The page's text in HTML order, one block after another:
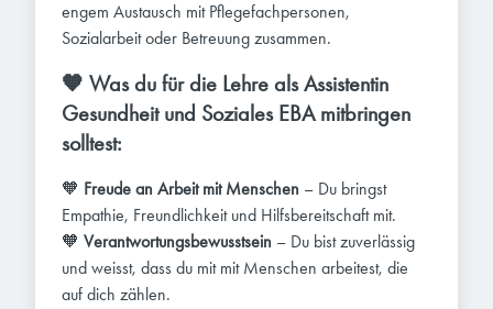
engem Austausch mit Pflegefachpersonen,
Sozialarbeit oder Betreuung zusammen.
🧡 Was du für die Lehre als Assistentin
Gesundheit und Soziales EBA mitbringen
solltest:
🧡 Freude an Arbeit mit Menschen – Du bringst
Empathie, Freundlichkeit und Hilfsbereitschaft mit.
🧡 Verantwortungsbewusstsein – Du bist zuverlässig
und weisst, dass du mit mit Menschen arbeitest, die
auf dich zählen.